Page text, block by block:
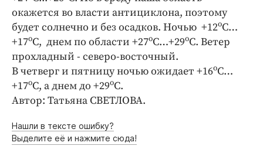
Происшествия
Спорт
Экономика и бизнес
ПРОЕКТЫ
Блоги
Издания
Медиаперсона
окажется во власти антициклона, поэтому
будет солнечно и без осадков. Ночью +12оС…
+17оС, днем по области +27оС…+29оС. Ветер
прохладный - северо-восточный.
В четверг и пятницу ночью ожидает +16оС…
+17оС, а днем до +29оС.
Автор: Татьяна СВЕТЛОВА.
Нашли в тексте ошибку?
Выделите её и нажмите сюда!